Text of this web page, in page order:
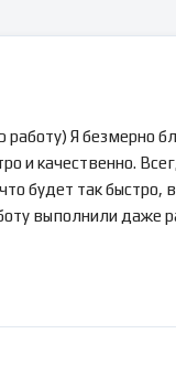
Я безмерно
и качественно.
будет так быстро,
выполнили даже